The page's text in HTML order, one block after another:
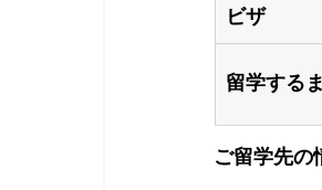
ビザ
留学する
ご留学先の